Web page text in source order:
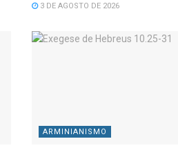
3 DE AGOSTO DE 2026
ARMINIANISMO